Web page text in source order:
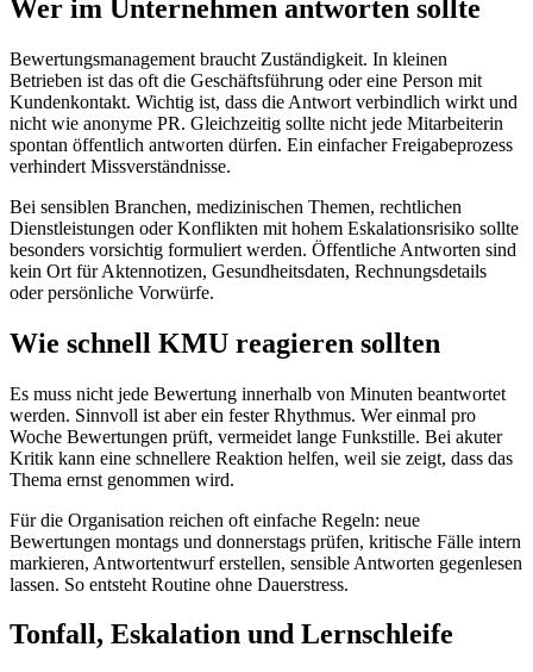
Wer im Unternehmen antworten sollte
Bewertungsmanagement braucht Zuständigkeit. In kleinen
Betrieben ist das oft die Geschäftsführung oder eine Person mit
Kundenkontakt. Wichtig ist, dass die Antwort verbindlich wirkt und
nicht wie anonyme PR. Gleichzeitig sollte nicht jede Mitarbeiterin
spontan öffentlich antworten dürfen. Ein einfacher Freigabeprozess
verhindert Missverständnisse.
Bei sensiblen Branchen, medizinischen Themen, rechtlichen
Dienstleistungen oder Konflikten mit hohem Eskalationsrisiko sollte
besonders vorsichtig formuliert werden. Öffentliche Antworten sind
kein Ort für Aktennotizen, Gesundheitsdaten, Rechnungsdetails
oder persönliche Vorwürfe.
Wie schnell KMU reagieren sollten
Es muss nicht jede Bewertung innerhalb von Minuten beantwortet
werden. Sinnvoll ist aber ein fester Rhythmus. Wer einmal pro
Woche Bewertungen prüft, vermeidet lange Funkstille. Bei akuter
Kritik kann eine schnellere Reaktion helfen, weil sie zeigt, dass das
Thema ernst genommen wird.
Für die Organisation reichen oft einfache Regeln: neue
Bewertungen montags und donnerstags prüfen, kritische Fälle intern
markieren, Antwortentwurf erstellen, sensible Antworten gegenlesen
lassen. So entsteht Routine ohne Dauerstress.
Tonfall, Eskalation und Lernschleife